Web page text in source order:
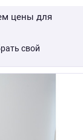
цены для
свой
Розница → WB